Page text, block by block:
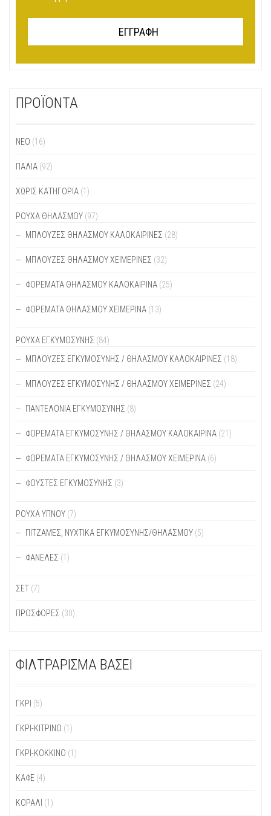
ΠΡΟΪΟΝΤΑ
ΝΕΟ (16)
ΠΑΛΙΆ (92)
ΧΩΡΊΣ ΚΑΤΗΓΟΡΊΑ (1)
ΡΟΥΧΑ ΘΗΛΑΣΜΟΥ (97)
ΜΠΛΟΎΖΕΣ ΘΗΛΑΣΜΟΎ ΚΑΛΟΚΑΙΡΙΝΈΣ (28)
ΜΠΛΟΎΖΕΣ ΘΗΛΑΣΜΟΎ ΧΕΙΜΕΡΙΝΈΣ (32)
ΦΟΡΈΜΑΤΑ ΘΗΛΑΣΜΟΎ ΚΑΛΟΚΑΙΡΙΝΆ (25)
ΦΟΡΈΜΑΤΑ ΘΗΛΑΣΜΟΎ ΧΕΙΜΕΡΙΝΆ (13)
ΡΟΥΧΑ ΕΓΚΥΜΟΣΥΝΗΣ (84)
ΜΠΛΟΎΖΕΣ ΕΓΚΥΜΟΣΎΝΗΣ / ΘΗΛΑΣΜΟΎ ΚΑΛΟΚΑΙΡΙΝΈΣ (18)
ΜΠΛΟΎΖΕΣ ΕΓΚΥΜΟΣΎΝΗΣ / ΘΗΛΑΣΜΟΎ ΧΕΙΜΕΡΙΝΈΣ (24)
ΠΑΝΤΕΛΌΝΙΑ ΕΓΚΥΜΟΣΎΝΗΣ (8)
ΦΟΡΈΜΑΤΑ ΕΓΚΥΜΟΣΎΝΗΣ / ΘΗΛΑΣΜΟΎ ΚΑΛΟΚΑΙΡΙΝΆ (21)
ΦΟΡΈΜΑΤΑ ΕΓΚΥΜΟΣΎΝΗΣ / ΘΗΛΑΣΜΟΎ ΧΕΙΜΕΡΙΝΆ (6)
ΦΟΎΣΤΕΣ ΕΓΚΥΜΟΣΎΝΗΣ (3)
ΡΟΥΧΑ ΥΠΝΟΥ (7)
ΠΙΤΖΆΜΕΣ, ΝΥΧΤΙΚΆ ΕΓΚΥΜΟΣΎΝΗΣ/ΘΗΛΑΣΜΟΎ (5)
ΦΑΝΈΛΕΣ (1)
ΣΕΤ (7)
ΠΡΟΣΦΟΡΕΣ (30)
ΦΙΛΤΡΑΡΙΣΜΑ ΒΑΣΕΙ
ΓΚΡΙ (5)
ΓΚΡΙ-ΚΊΤΡΙΝΟ (1)
ΓΚΡΙ-ΚΌΚΚΙΝΟ (1)
ΚΑΦΈ (4)
ΚΟΡΑΛΊ (1)